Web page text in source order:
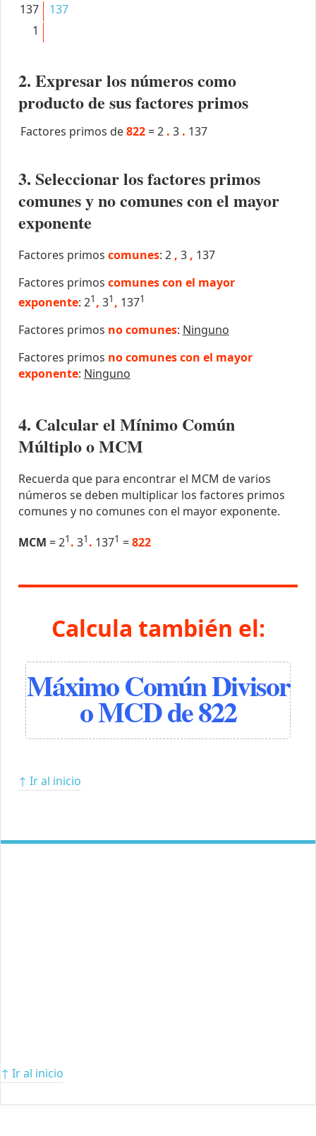
137
137
1
2. Expresar los números como
producto de sus factores primos
Factores primos de822 =2 . 3 . 137
3. Seleccionar los factores primos
comunes y no comunes con el mayor
exponente
Factores primos comunes: 2 , 3 , 137
Factores primos comunes con el mayor
exponente: 21 , 31 , 1371
Factores primos no comunes: Ninguno
Factores primos no comunes con el mayor
exponente: Ninguno
4. Calcular el Mínimo Común
Múltiplo o MCM
Recuerda que para encontrar el MCM de varios
números se deben multiplicar los factores primos
comunes y no comunes con el mayor exponente.
MCM = 21 . 31 . 1371 =822
Calcula también el:
Máximo Común Divisor
o MCD de 822
↑ Ir al inicio
↑ Ir al inicio